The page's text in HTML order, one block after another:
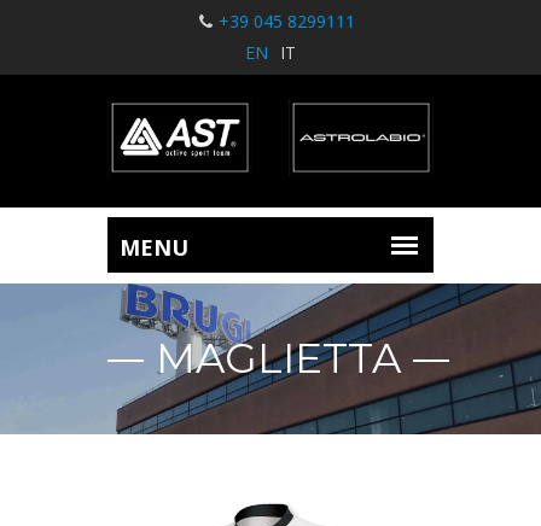
+39 045 8299111
EN
IT
MAGLIETTA